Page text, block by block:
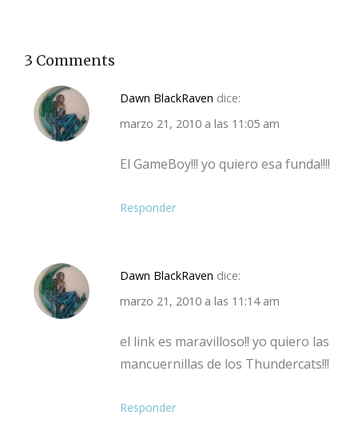
3 Comments
Dawn BlackRaven dice:
marzo 21, 2010 a las 11:05 am
El GameBoy!!! yo quiero esa funda!!!!
Responder
Dawn BlackRaven dice:
marzo 21, 2010 a las 11:14 am
el link es maravilloso!! yo quiero las
mancuernillas de los Thundercats!!!
Responder